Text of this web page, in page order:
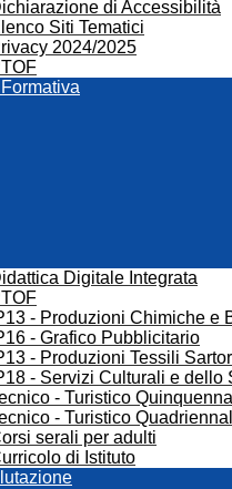
di Accessibilità
Siti Tematici
2024/2025
Digitale Integrata
- Produzioni Chimiche e
- Grafico Pubblicitario
- Produzioni Tessili
- Servizi Culturali e dello
- Turistico
- Turistico
serali per adulti
di Istituto